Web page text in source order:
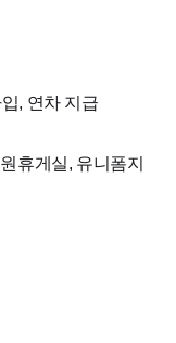
, 연차 지급
휴게실, 유니폼지